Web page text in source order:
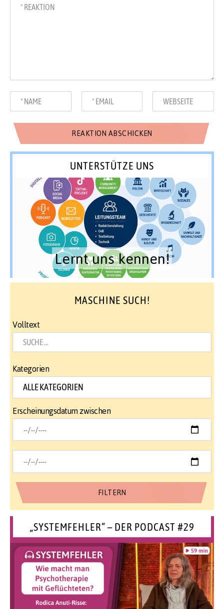
UNTERSTÜTZE UNS
Lernt uns kennen!
MASCHINE SUCH!
Volltext
Kategorien
Erscheinungsdatum zwischen
„SYSTEMFEHLER“ – DER PODCAST #29